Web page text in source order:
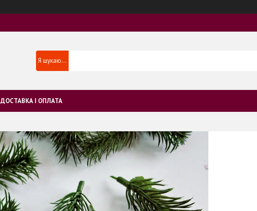
ДОСТАВКА І ОПЛАТА